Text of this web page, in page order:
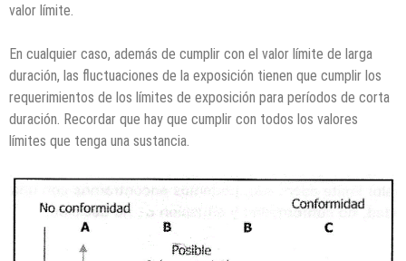
valor límite.
En cualquier caso, además de cumplir con el valor límite de larga
duración, las fluctuaciones de la exposición tienen que cumplir los
requerimientos de los límites de exposición para períodos de corta
duración. Recordar que hay que cumplir con todos los valores
límites que tenga una sustancia.